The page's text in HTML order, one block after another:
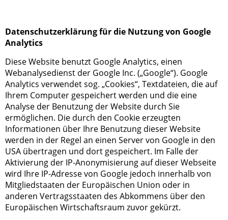
Datenschutzerklärung für die Nutzung von Google
Analytics
Diese Website benutzt Google Analytics, einen
Webanalysedienst der Google Inc. („Google“). Google
Analytics verwendet sog. „Cookies“, Textdateien, die auf
Ihrem Computer gespeichert werden und die eine
Analyse der Benutzung der Website durch Sie
ermöglichen. Die durch den Cookie erzeugten
Informationen über Ihre Benutzung dieser Website
werden in der Regel an einen Server von Google in den
USA übertragen und dort gespeichert. Im Falle der
Aktivierung der IP-Anonymisierung auf dieser Webseite
wird Ihre IP-Adresse von Google jedoch innerhalb von
Mitgliedstaaten der Europäischen Union oder in
anderen Vertragsstaaten des Abkommens über den
Europäischen Wirtschaftsraum zuvor gekürzt.